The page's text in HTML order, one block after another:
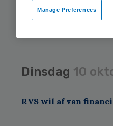
RVS: Mensen steeds
Dinsdag 10
RVS wil af van
Manage Preferences